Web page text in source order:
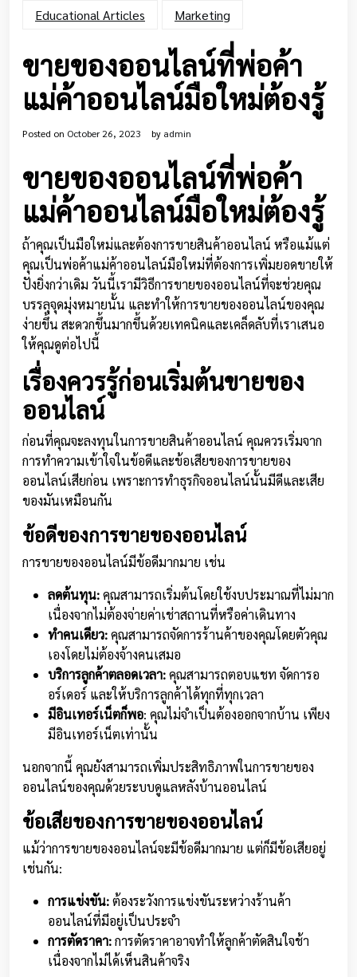
Educational Articles Marketing
ขายของออนไลน์ที่พ่อค้า
แม่ค้าออนไลน์มือใหม่ต้องรู้
Posted on October 26, 2023 by admin
ขายของออนไลน์ที่พ่อค้า
แม่ค้าออนไลน์มือใหม่ต้องรู้
ถ้าคุณเป็นมือใหม่และต้องการขายสินค้าออนไลน์ หรือแม้แต่
คุณเป็นพ่อค้าแม่ค้าออนไลน์มือใหม่ที่ต้องการเพิ่มยอดขายให้
ปังยิ่งกว่าเดิม วันนี้เรามีวิธีการขายของออนไลน์ที่จะช่วยคุณ
บรรลุจุดมุ่งหมายนั้น และทำให้การขายของออนไลน์ของคุณ
ง่ายขึ้น สะดวกขึ้นมากขึ้นด้วยเทคนิคและเคล็ดลับที่เราเสนอ
ให้คุณดูต่อไปนี้
เรื่องควรรู้ก่อนเริ่มต้นขายของ
ออนไลน์
ก่อนที่คุณจะลงทุนในการขายสินค้าออนไลน์ คุณควรเริ่มจาก
การทำความเข้าใจในข้อดีและข้อเสียของการขายของ
ออนไลน์เสียก่อน เพราะการทำธุรกิจออนไลน์นั้นมีดีและเสีย
ของมันเหมือนกัน
ข้อดีของการขายของออนไลน์
การขายของออนไลน์มีข้อดีมากมาย เช่น
ลดต้นทุน:คุณสามารถเริ่มต้นโดยใช้งบประมาณที่ไม่มาก
เนื่องจากไม่ต้องจ่ายค่าเช่าสถานที่หรือค่าเดินทาง
ทำคนเดียว:คุณสามารถจัดการร้านค้าของคุณโดยตัวคุณ
เองโดยไม่ต้องจ้างคนเสมอ
บริการลูกค้าตลอดเวลา:คุณสามารถตอบแชท จัดการอ
อร์เดอร์ และให้บริการลูกค้าได้ทุกที่ทุกเวลา
มีอินเทอร์เน็ตก็พอ: คุณไม่จำเป็นต้องออกจากบ้าน เพียง
มีอินเทอร์เน็ตเท่านั้น
นอกจากนี้ คุณยังสามารถเพิ่มประสิทธิภาพในการขายของ
ออนไลน์ของคุณด้วยระบบดูแลหลังบ้านออนไลน์
ข้อเสียของการขายของออนไลน์
แม้ว่าการขายของออนไลน์จะมีข้อดีมากมาย แต่ก็มีข้อเสียอยู่
เช่นกัน:
การแข่งขัน:ต้องระวังการแข่งขันระหว่างร้านค้า
ออนไลน์ที่มีอยู่เป็นประจำ
การตัดราคา:การตัดราคาอาจทำให้ลูกค้าตัดสินใจช้า
เนื่องจากไม่ได้เห็นสินค้าจริง